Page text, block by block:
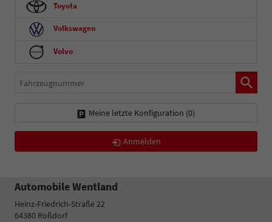
Toyota
Volkswagen
Volvo
Fahrzeugnummer
Meine letzte Konfiguration (0)
Anmelden
Automobile Wentland
Heinz-Friedrich-Straße 22
64380 Roßdorf